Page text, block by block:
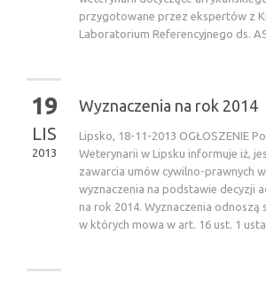
przygotowane przez ekspertów z
Laboratorium Referencyjnego ds.
19
LIS
2013
Wyznaczenia na rok 2014
Lipsko, 18-11-2013 OGŁOSZENIE
Weterynarii w Lipsku informuje iż,
zawarcia umów cywilno-prawnych
wyznaczenia na podstawie decyzji
na rok 2014. Wyznaczenia odnoszą
w których mowa w art. 16 ust. 1